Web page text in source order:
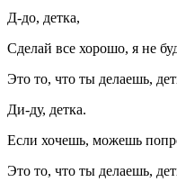
Д-до, детка,
Сделай все хорошо, я не
Это то, что ты делаешь,
Ди-ду, детка.
Если хочешь, можешь
Это то, что ты делаешь,